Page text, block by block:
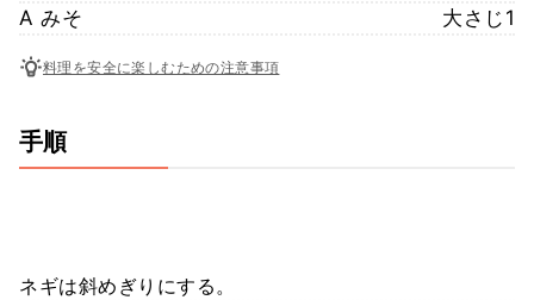
A みそ
大さじ1
料理を安全に楽しむための注意事項
手順
ネギは斜めぎりにする。